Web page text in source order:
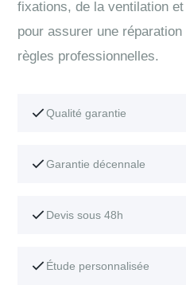
fixations, de la ventilation
pour assurer une
règles professionnelles.
Qualité garantie
Garantie décennale
Devis sous 48h
Étude personnalisée